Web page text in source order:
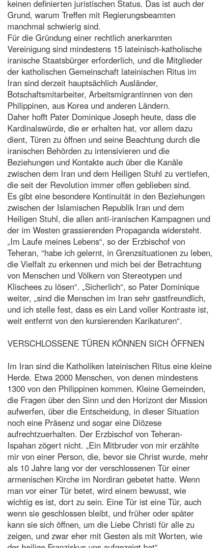
keinen definierten juristischen Status. Das ist auch der
Grund, warum Treffen mit Regierungsbeamten
manchmal schwierig sind.
Für die Gründung einer rechtlich anerkannten
Vereinigung sind mindestens 15 lateinisch-katholische
iranische Staatsbürger erforderlich, und die Mitglieder
der katholischen Gemeinschaft lateinischen Ritus im
Iran sind derzeit hauptsächlich Ausländer,
Botschaftsmitarbeiter, Arbeitsmigrantinnen von den
Philippinen, aus Korea und anderen Ländern.
Daher hofft Pater Dominique Joseph heute, dass die
Kardinalswürde, die er erhalten hat, vor allem dazu
dient, Türen zu öffnen und seine Beachtung durch die
iranischen Behörden zu intensivieren und die
Beziehungen und Kontakte auch über die Kanäle
zwischen dem Iran und dem Heiligen Stuhl zu vertiefen,
die seit der Revolution immer offen geblieben sind.
Es gibt eine besondere Kontinuität in den Beziehungen
zwischen der Islamischen Republik Iran und dem
Heiligen Stuhl, die allen anti-iranischen Kampagnen und
der im Westen grassierenden Propaganda widersteht.
„Im Laufe meines Lebens“, so der Erzbischof von
Teheran, “habe ich gelernt, in Grenzsituationen zu leben,
die Vielfalt zu erkennen und mich bei der Betrachtung
von Menschen und Völkern von Stereotypen und
Klischees zu lösen“. „Sicherlich“, so Pater Dominique
weiter, „sind die Menschen im Iran sehr gastfreundlich,
und ich stelle fest, dass es ein Land voller Kontraste ist,
weit entfernt von den kursierenden Karikaturen“.
VERSCHLOSSENE TÜREN KÖNNEN SICH ÖFFNEN
Im Iran sind die Katholiken lateinischen Ritus eine kleine
Herde. Etwa 2000 Menschen, von denen mindestens
1300 von den Philippinen kommen. Kleine Gemeinden,
die Fragen über den Sinn und den Horizont der Mission
aufwerfen, über die Entscheidung, in dieser Situation
noch eine Präsenz und sogar eine Diözese
aufrechtzuerhalten. Der Erzbischof von Teheran-
Ispahan zögert nicht. „Ein Mitbruder von mir erzählte
mir von einer Person, die, bevor sie Christ wurde, mehr
als 10 Jahre lang vor der verschlossenen Tür einer
armenischen Kirche im Nordiran gebetet hatte. Wenn
man vor einer Tür betet, wird einem bewusst, wie
wichtig es ist, dort zu sein. Eine Tür ist eine Tür, auch
wenn sie geschlossen bleibt, und früher oder später
kann sie sich öffnen, um die Liebe Christi für alle zu
zeigen, und zwar eher mit Gesten als mit Worten, wie